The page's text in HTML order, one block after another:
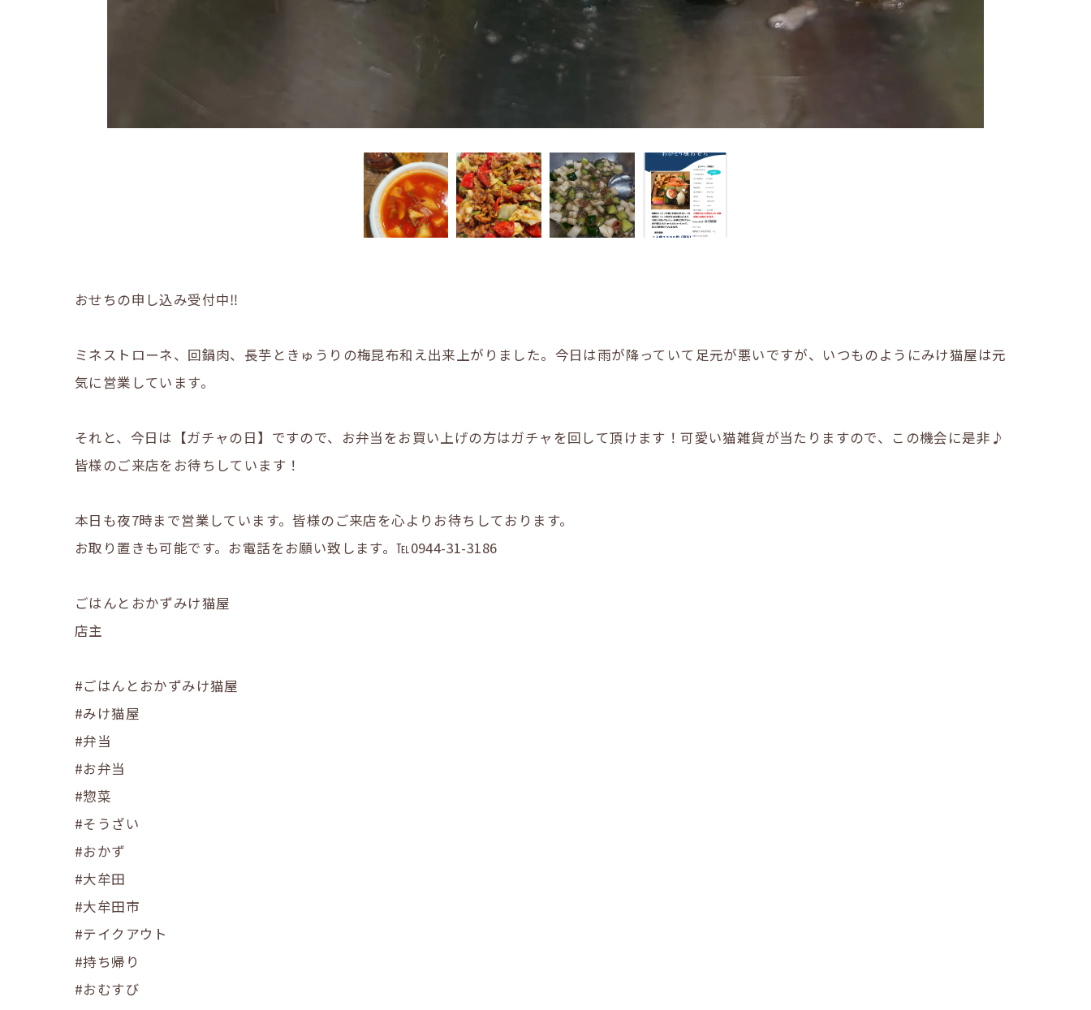
おせちの申し込み受付中‼️
ミネストローネ、回鍋肉、長芋ときゅうりの梅昆布和え出来上がりました。今日は雨が降っていて足元が悪いですが、いつものようにみけ猫屋は元
気に営業しています。
それと、今日は【ガチャの日】ですので、お弁当をお買い上げの方はガチャを回して頂けます！可愛い猫雑貨が当たりますので、この機会に是非♪
皆様のご来店をお待ちしています！
本日も夜7時まで営業しています。皆様のご来店を心よりお待ちしております。
お取り置きも可能です。お電話をお願い致します。℡0944-31-3186
ごはんとおかずみけ猫屋
店主
#ごはんとおかずみけ猫屋
#みけ猫屋
#弁当
#お弁当
#惣菜
#そうざい
#おかず
#大牟田
#大牟田市
#テイクアウト
#持ち帰り
#おむすび